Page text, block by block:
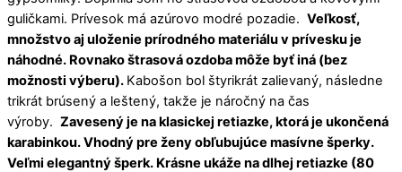
guličkami. Prívesok má azúrovo modré pozadie. Veľkosť,
množstvo aj uloženie prírodného materiálu v prívesku je
náhodné. Rovnako štrasová ozdoba môže byť iná (bez
možnosti výberu). Kabošon bol štyrikrát zalievaný, následne
trikrát brúsený a leštený, takže je náročný na čas
výroby. Zavesený je na klasickej retiazke, ktorá je ukončená
karabinkou. Vhodný pre ženy obľubujúce masívne šperky.
Veľmi elegantný šperk. Krásne ukáže na dlhej retiazke (80